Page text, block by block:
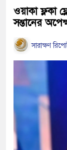
ওয়াকা ফ্লকা
সন্তানের
সারাক্ষণ